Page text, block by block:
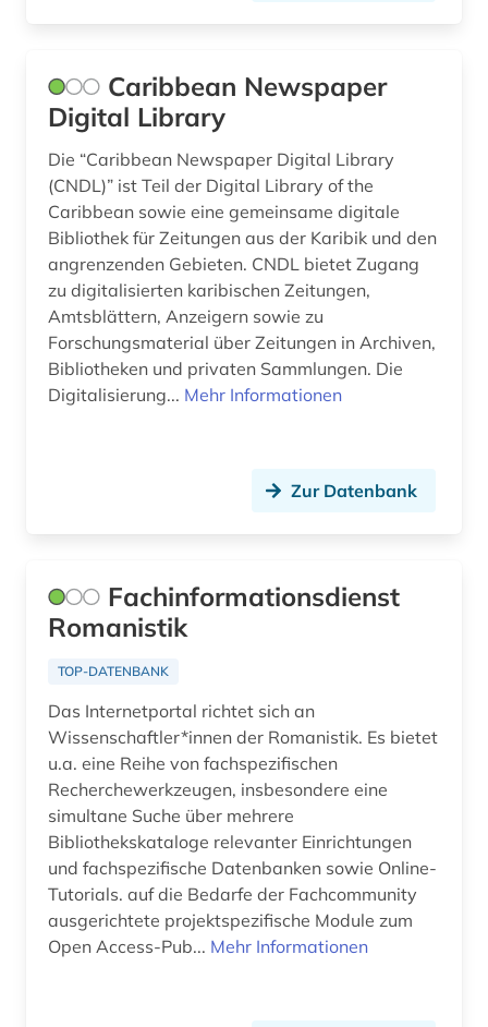
mexiko (1)
militarismus (1)
mission (1)
mittelamerika (5)
mittlerer osten (1)
nachschlagewerk (1)
nichtstaatliche organisation (1)
nordamerika (2)
ocampo, victoria | schriftstellerin;
online-ressource (1)
oral history (1)
ost-west-konflikt (1)
ostasien (1)
Caribbean Newspaper
Digital Library
Die “Caribbean Newspaper Digital Library
(CNDL)” ist Teil der Digital Library of the
Caribbean sowie eine gemeinsame digitale
Bibliothek für Zeitungen aus der Karibik und den
angrenzenden Gebieten. CNDL bietet Zugang
zu digitalisierten karibischen Zeitungen,
Amtsblättern, Anzeigern sowie zu
Forschungsmaterial über Zeitungen in Archiven,
Bibliotheken und privaten Sammlungen. Die
Digitalisierung... Mehr Informationen
Zur Datenbank
Fachinformationsdienst
Romanistik
TOP-DATENBANK
Das Internetportal richtet sich an
Wissenschaftler*innen der Romanistik. Es bietet
u.a. eine Reihe von fachspezifischen
Recherchewerkzeugen, insbesondere eine
simultane Suche über mehrere
Bibliothekskataloge relevanter Einrichtungen
und fachspezifische Datenbanken sowie Online-
Tutorials. auf die Bedarfe der Fachcommunity
ausgerichtete projektspezifische Module zum
Open Access-Pub... Mehr Informationen